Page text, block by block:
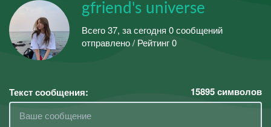
gfriend's universe
Всего 37, за сегодня 0 сообщений
отправлено / Рейтинг 0
Текст сообщения: 15895символов